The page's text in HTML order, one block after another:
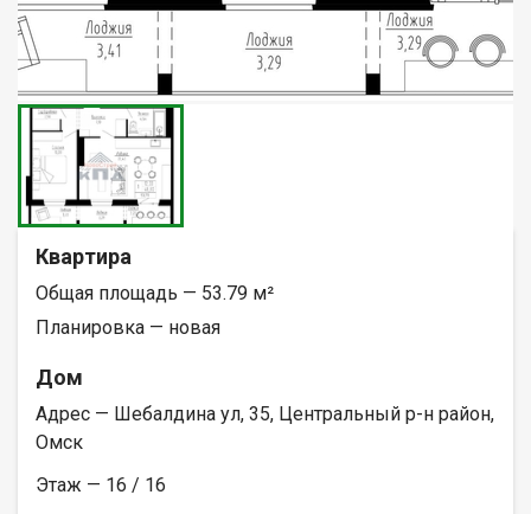
Квартира
Общая площадь — 53.79 м²
Планировка — новая
Дом
Адрес — Шебалдина ул, 35, Центральный р-н район,
Омск
Этаж — 16 / 16